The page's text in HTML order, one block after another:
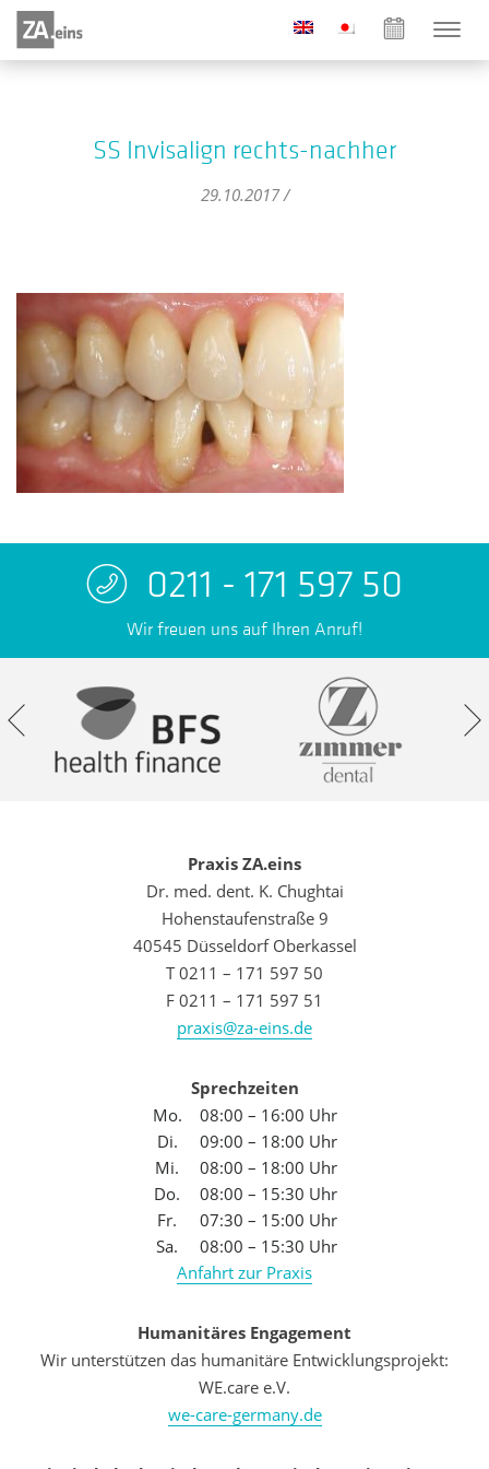
SS Invisalign rechts-nachher
29.10.2017 /
0211 - 171 597 50
Wir freuen uns auf Ihren Anruf!
Praxis ZA.eins
Dr. med. dent. K. Chughtai
Hohenstaufenstraße 9
40545 Düsseldorf Oberkassel
T 0211 – 171 597 50
F 0211 – 171 597 51
praxis@za-eins.de
Sprechzeiten
Mo.
08:00 – 16:00 Uhr
Di.
09:00 – 18:00 Uhr
Mi.
08:00 – 18:00 Uhr
Do.
08:00 – 15:30 Uhr
Fr.
07:30 – 15:00 Uhr
Sa.
08:00 – 15:30 Uhr
Anfahrt zur Praxis
Humanitäres Engagement
Wir unterstützen das humanitäre Entwicklungsprojekt:
WE.care e.V.
we-care-germany.de